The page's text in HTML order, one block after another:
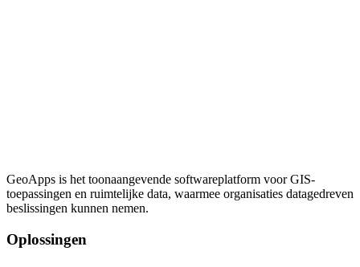
GeoApps is het toonaangevende softwareplatform voor GIS-
toepassingen en ruimtelijke data, waarmee organisaties datagedreven
beslissingen kunnen nemen.
Oplossingen